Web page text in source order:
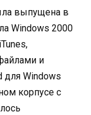
выпущена в
Windows 2000
и
для Windows
корпусе с